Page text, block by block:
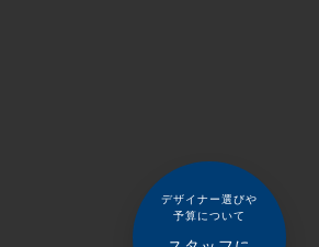
デザイナー選びや
予算について